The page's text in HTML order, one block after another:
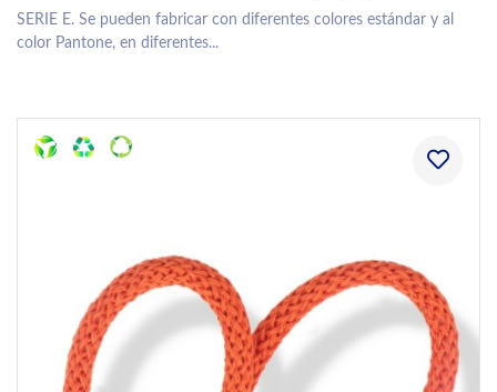
SERIE E. Se pueden fabricar con diferentes colores estándar y al
color Pantone, en diferentes...